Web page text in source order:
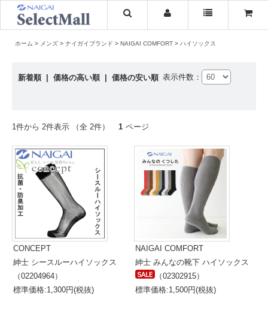
ホーム メンズ ナイガイブランド NAIGAI COMFORT ハイソックス
新着順 価格の高い順 価格の安い順 表示件数：
1件から 2件表示 （全 2件） 1 ページ
CONCEPT
紳士 シースルーハイソックス
（02204964）
標準価格:1,300円(税抜)
NAIGAI COMFORT
紳士 みんなの靴下 ハイソックス
（02302915）
標準価格:1,500円(税抜)